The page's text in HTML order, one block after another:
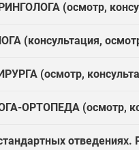
(осмотр,
(консультация,
(осмотр,
ОРТОПЕДА (осмотр,
отведениях.